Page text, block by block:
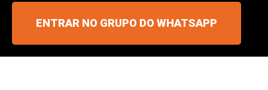
ENTRAR NO GRUPO DO WHATSAPP